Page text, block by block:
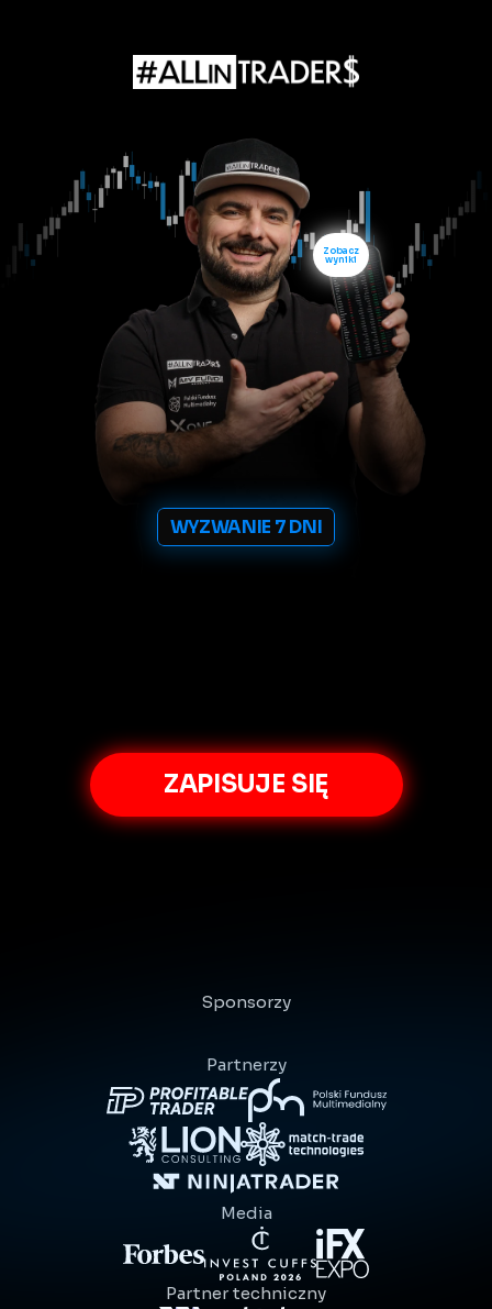
Zobacz
wyniki
WYZWANIE 7 DNI
dniabyzacząćzarabiaćzAITradingu
ZAPISUJE SIĘ
LIVEONLINE22.06,19:00
Sponsorzy
Partnerzy
Media
Partner techniczny